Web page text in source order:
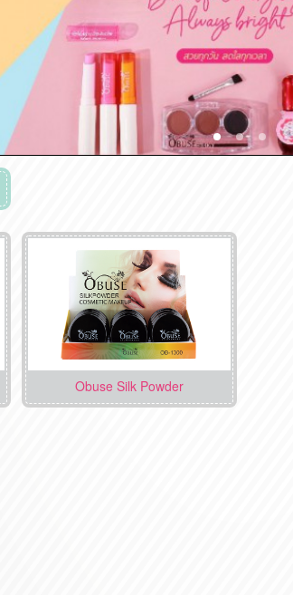
Obuse Silk Powder